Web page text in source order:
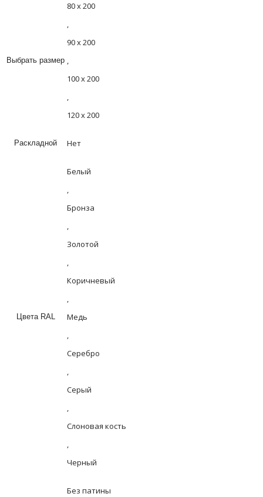
Выбрать размер
80 х 200
,
90 х 200
,
100 х 200
,
120 х 200
Раскладной Нет
Цвета RAL
Белый
,
Бронза
,
Золотой
,
Коричневый
,
Медь
,
Серебро
,
Серый
,
Слоновая кость
,
Черный
Без патины